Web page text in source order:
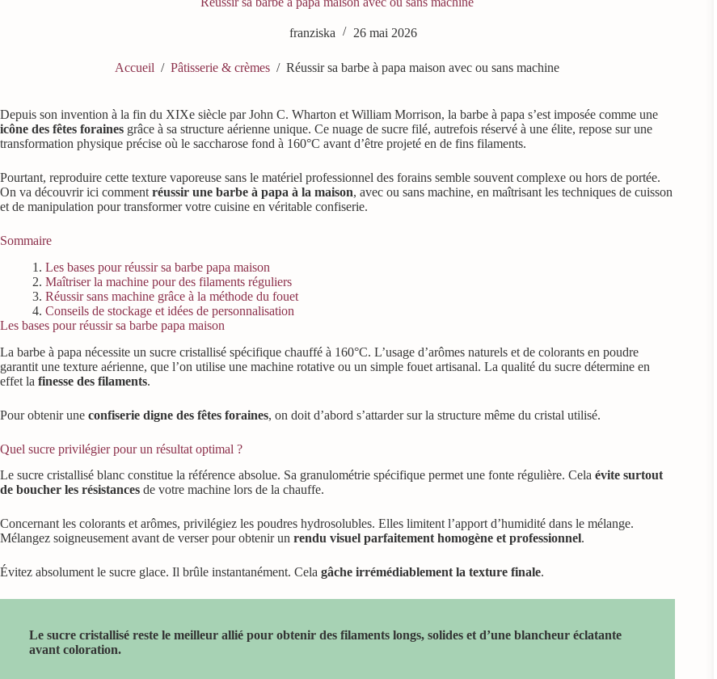
franziska 26 mai 2026
Accueil / Pâtisserie & crèmes / Réussir sa barbe à papa maison avec ou sans machine
Depuis son invention à la fin du XIXe siècle par John C. Wharton et William Morrison, la barbe à papa s’est imposée comme une
icône des fêtes foraines grâce à sa structure aérienne unique. Ce nuage de sucre filé, autrefois réservé à une élite, repose sur une
transformation physique précise où le saccharose fond à 160°C avant d’être projeté en de fins filaments.
Pourtant, reproduire cette texture vaporeuse sans le matériel professionnel des forains semble souvent complexe ou hors de portée.
On va découvrir ici comment réussir une barbe à papa à la maison, avec ou sans machine, en maîtrisant les techniques de cuisson
et de manipulation pour transformer votre cuisine en véritable confiserie.
Sommaire
Les bases pour réussir sa barbe papa maison
Maîtriser la machine pour des filaments réguliers
Réussir sans machine grâce à la méthode du fouet
Conseils de stockage et idées de personnalisation
Les bases pour réussir sa barbe papa maison
La barbe à papa nécessite un sucre cristallisé spécifique chauffé à 160°C. L’usage d’arômes naturels et de colorants en poudre
garantit une texture aérienne, que l’on utilise une machine rotative ou un simple fouet artisanal. La qualité du sucre détermine en
effet la finesse des filaments.
Pour obtenir une confiserie digne des fêtes foraines, on doit d’abord s’attarder sur la structure même du cristal utilisé.
Quel sucre privilégier pour un résultat optimal ?
Le sucre cristallisé blanc constitue la référence absolue. Sa granulométrie spécifique permet une fonte régulière. Cela évite surtout
de boucher les résistances de votre machine lors de la chauffe.
Concernant les colorants et arômes, privilégiez les poudres hydrosolubles. Elles limitent l’apport d’humidité dans le mélange.
Mélangez soigneusement avant de verser pour obtenir un rendu visuel parfaitement homogène et professionnel.
Évitez absolument le sucre glace. Il brûle instantanément. Cela gâche irrémédiablement la texture finale.
Le sucre cristallisé reste le meilleur allié pour obtenir des filaments longs, solides et d’une blancheur éclatante
avant coloration.